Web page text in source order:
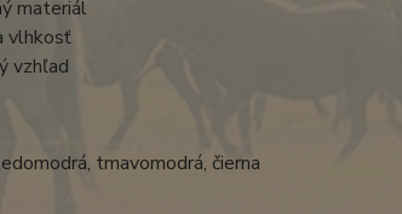
materiál
vlhkosť
vzhľad
tmavomodrá, čierna